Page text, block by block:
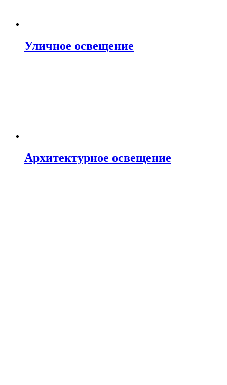
Уличное освещение
Архитектурное освещение